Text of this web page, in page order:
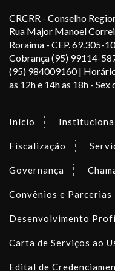
CRCRR - Conselho
Rua Major Manoel
Roraima - CEP. 69.305-
Cobrança (95) 99114-
(95) 984009160 |
as 12h e 14h as 18h - Sex
Início
Fiscalização
Governança
Convênios e Parcerias
Desenvolvimento
Carta de Serviços ao
Edital de